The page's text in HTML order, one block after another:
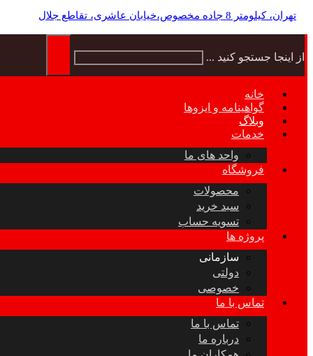
تهران، کیلومتر 8 جاده مخصوص،خیابان عاشری، تقاطع جلال
از اینجا جستجو کنید ...
خانه
گواهینامه و ایزوها
وبلاگ
خدمات
واحد های ما
فروشگاه
محصولات
سبد خرید
تسویه حساب
پروژه ها
سازمانی
دولتی
خصوصی
تماس با ما
تماس با ما
درباره ما